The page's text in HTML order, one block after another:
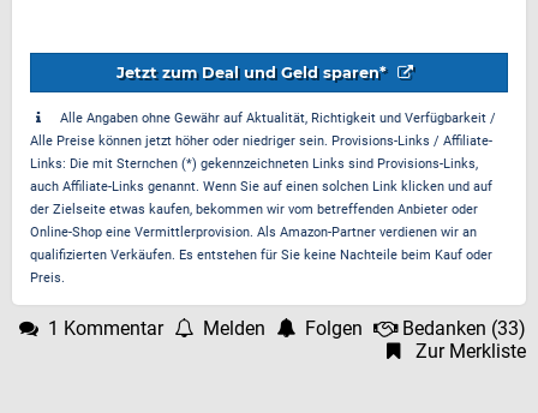
Jetzt zum Deal und Geld sparen*
Alle Angaben ohne Gewähr auf Aktualität, Richtigkeit und Verfügbarkeit /
Alle Preise können jetzt höher oder niedriger sein. Provisions-Links / Affiliate-
Links: Die mit Sternchen (*) gekennzeichneten Links sind Provisions-Links,
auch Affiliate-Links genannt. Wenn Sie auf einen solchen Link klicken und auf
der Zielseite etwas kaufen, bekommen wir vom betreffenden Anbieter oder
Online-Shop eine Vermittlerprovision. Als Amazon-Partner verdienen wir an
qualifizierten Verkäufen. Es entstehen für Sie keine Nachteile beim Kauf oder
Preis.
1 Kommentar Melden Folgen Bedanken (33)
Zur Merkliste